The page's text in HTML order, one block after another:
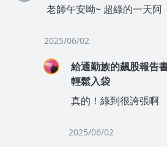
老師午安呦~ 超綠的一天阿
2025/06/02
給通勤族的飆股報告
輕鬆入袋
真的！綠到很誇張啊
2025/06/02